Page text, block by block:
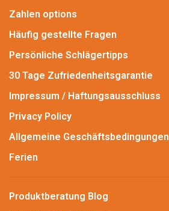
Zahlen options
Häufig gestellte Fragen
Persönliche Schlägertipps
30 Tage Zufriedenheitsgarantie
Impressum / Haftungsausschluss
Privacy Policy
Allgemeine Geschäftsbedingungen
Ferien
Produktberatung Blog